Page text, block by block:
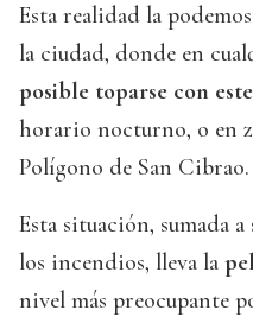
Esta realidad la
la ciudad, donde en
posible toparse con
horario nocturno, o en
Polígono de San Cibrao.
Esta situación, sumada
los incendios, lleva la
nivel más preocupante